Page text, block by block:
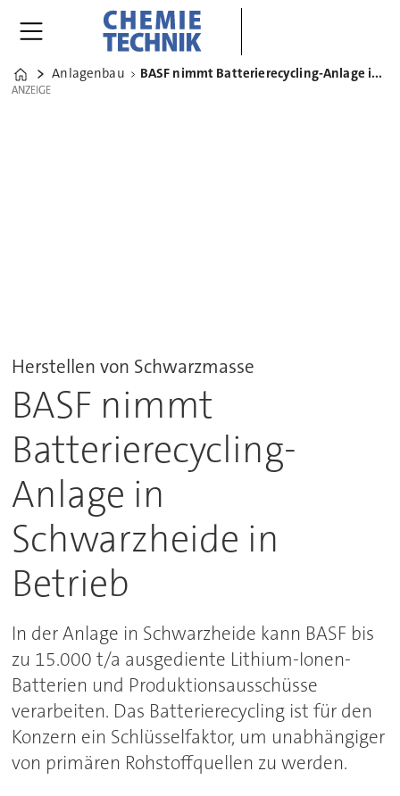
Home
Anlagenbau BASF nimmt Batterierecycling-Anlage in Schwarzheide in Betrieb
ANZEIGE
ANZEIGE
Herstellen von Schwarzmasse
BASF nimmt
Batterierecycling-
Anlage in
Schwarzheide in
Betrieb
In der Anlage in Schwarzheide kann BASF bis
zu 15.000 t/a ausgediente Lithium-Ionen-
Batterien und Produktionsausschüsse
verarbeiten. Das Batterierecycling ist für den
Konzern ein Schlüsselfaktor, um unabhängiger
von primären Rohstoffquellen zu werden.